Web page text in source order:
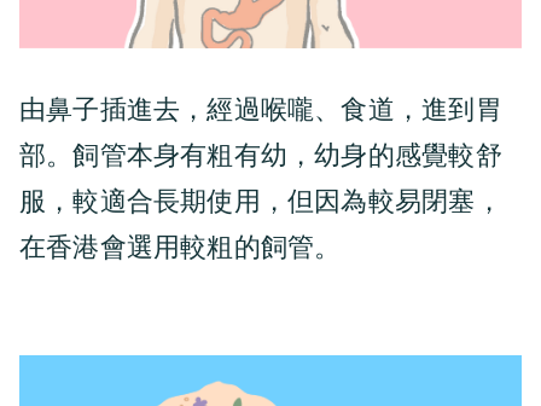
由鼻子插進去，經過喉嚨、食道，進到胃
部。飼管本身有粗有幼，幼身的感覺較舒
服，較適合長期使用，但因為較易閉塞，
在香港會選用較粗的飼管。